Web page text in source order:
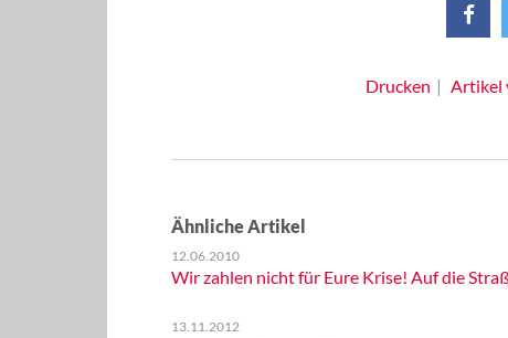
Drucken Artikel
Ähnliche Artikel
12.06.2010
Wir zahlen nicht für Eure Krise! Auf die
13.11.2012